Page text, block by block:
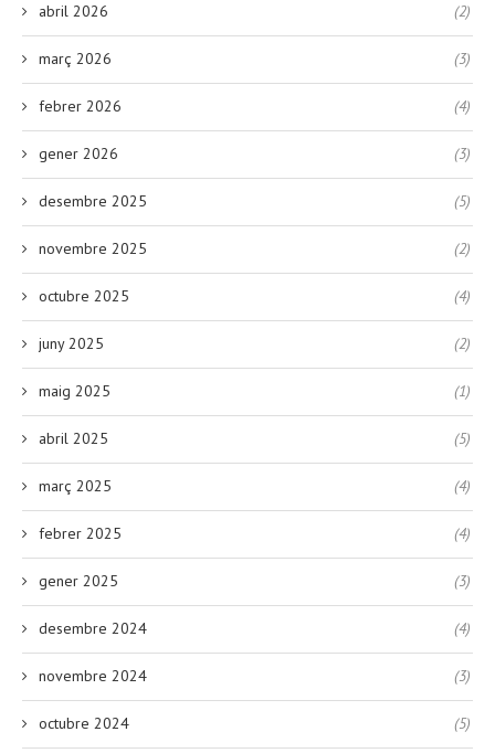
abril 2026 (2)
març 2026 (3)
febrer 2026 (4)
gener 2026 (3)
desembre 2025 (5)
novembre 2025 (2)
octubre 2025 (4)
juny 2025 (2)
maig 2025 (1)
abril 2025 (5)
març 2025 (4)
febrer 2025 (4)
gener 2025 (3)
desembre 2024 (4)
novembre 2024 (3)
octubre 2024 (5)